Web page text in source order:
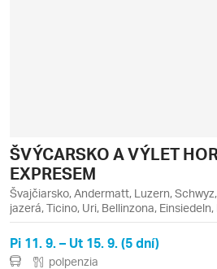
ŠVÝCARSKO A VÝLET
EXPRESEM
Švajčiarsko, Andermatt, Luzern,
jazerá, Ticino, Uri, Bellinzona,
Lugano, Lugano, Melide
Pi 11. 9. – Ut 15. 9. (5 dní)
polpenzia